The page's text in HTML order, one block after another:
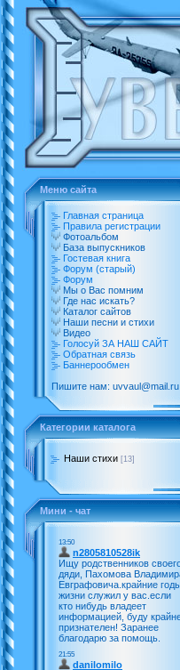
Меню сайта
Главная страница
Правила регистрации
Фотоальбом
База выпускников
Гостевая книга
Форум (старый)
Форум
Мы о Вас помним
Где нас искать?
Каталог сайтов
Наши песни и стихи
Видео
Голосуй ЗА НАШ САЙТ
Обратная связь
Баннерообмен
Пишите нам: uvvaul@mail.ru
Категории каталога
Наши стихи [13]
Мини - чат